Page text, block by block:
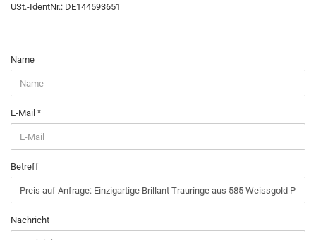
USt.-IdentNr.: DE144593651
KONTAKT
Name
E-Mail
Betreff
Nachricht